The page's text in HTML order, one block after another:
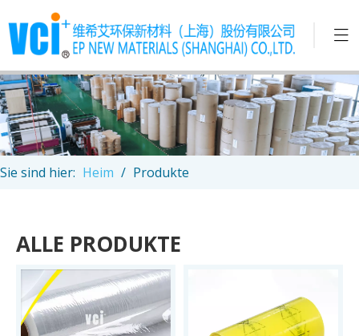
Sie sind hier: Heim / Produkte
ALLE PRODUKTE